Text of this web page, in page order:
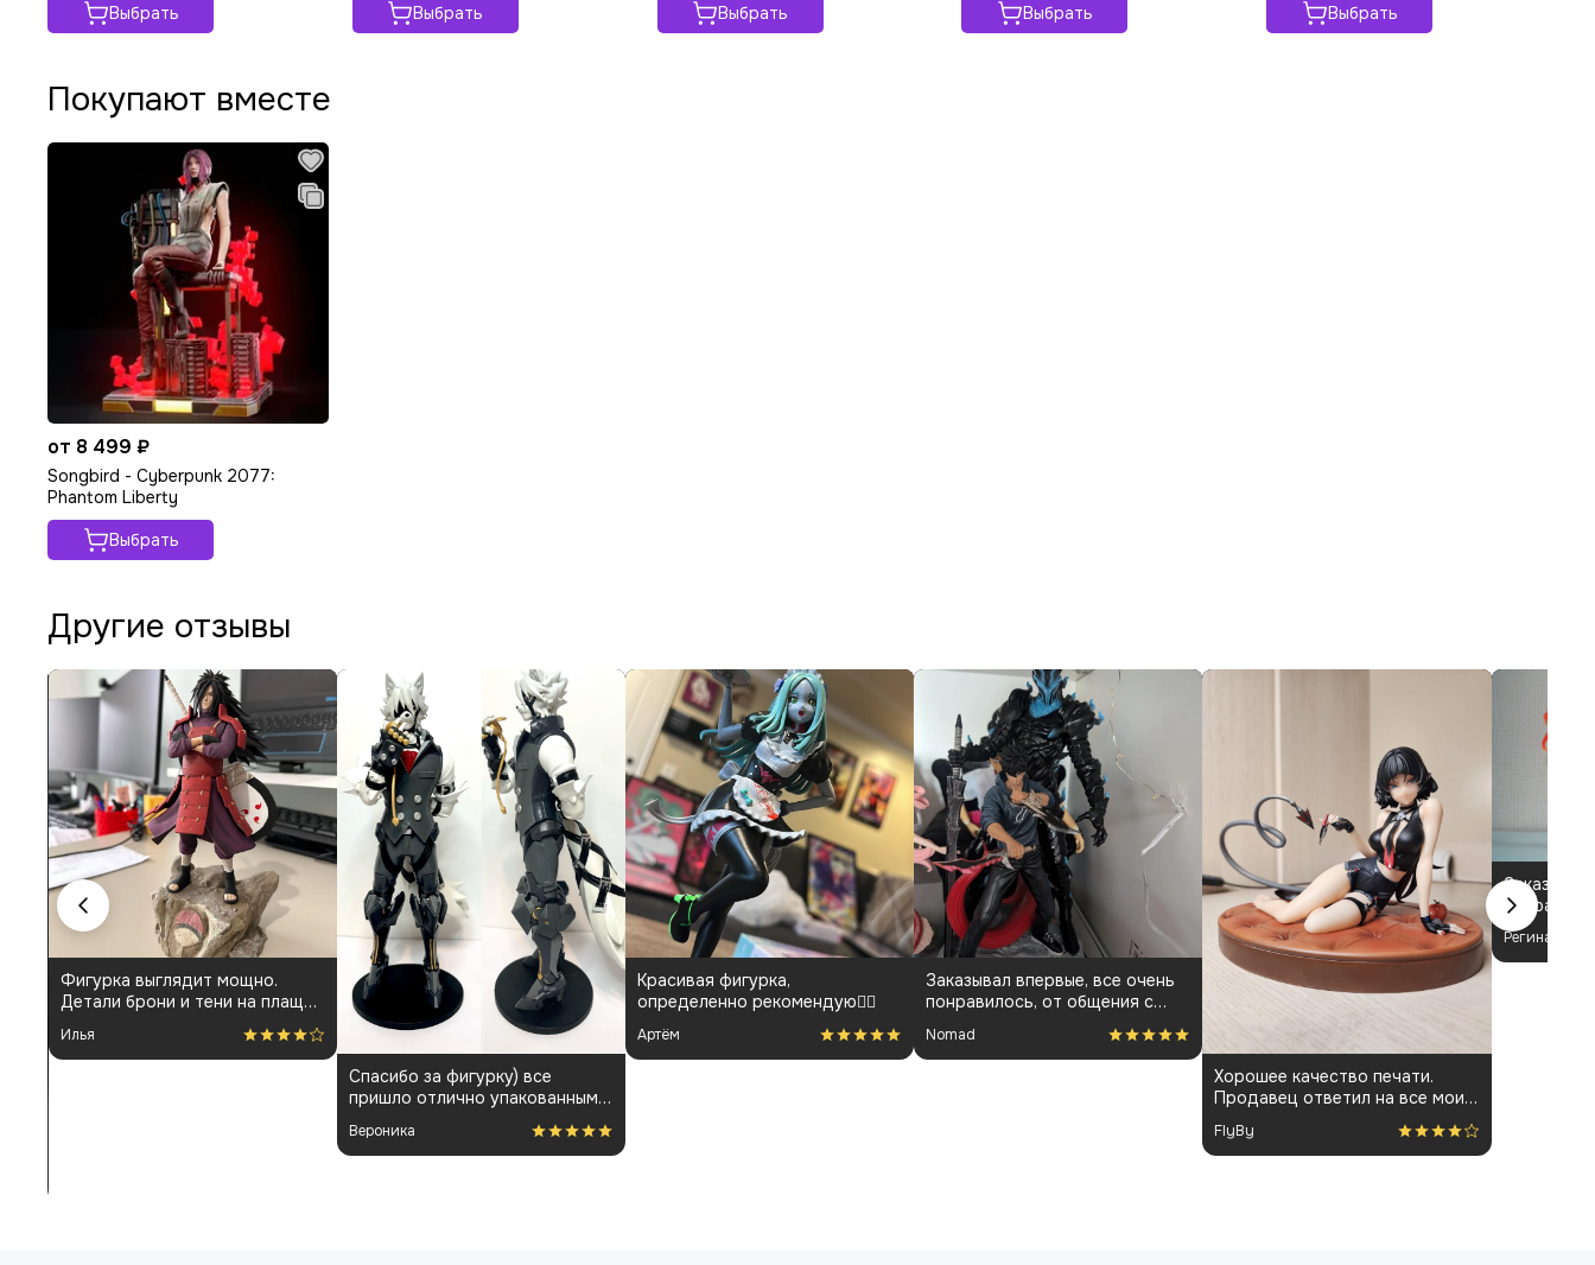
Выбрать
Выбрать
Выбрать
Выбрать
Выбрать
Покупают вместе
от 8 499 ₽
Songbird - Cyberpunk 2077:
Phantom Liberty
Выбрать
Другие отзывы
Фигурка выглядит мощно.
Детали брони и тени на плаще
проработаны аккуратно.
Пришла быстро и без
повреждений. Немного
Илья
Спасибо за фигурку) все
пришло отлично упакованным.
Отдельная благодарность за
покраску модели.
Вероника
Красивая фигурка,
определенно рекомендую👍🏻
Артём
Заказывал впервые, все очень
понравилось, от общения с
менеджарами до фигурки и
покраса
Nomad
Хорошее качество печати.
Продавец ответил на все мои
вопросы и держал меня в
курсе всего процесса.
FlyBy
Заказала
выбрала
Бёрнис.
своих
Регина